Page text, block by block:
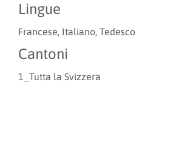
Lingue
Francese, Italiano, Tedesco
Cantoni
1_Tutta la Svizzera